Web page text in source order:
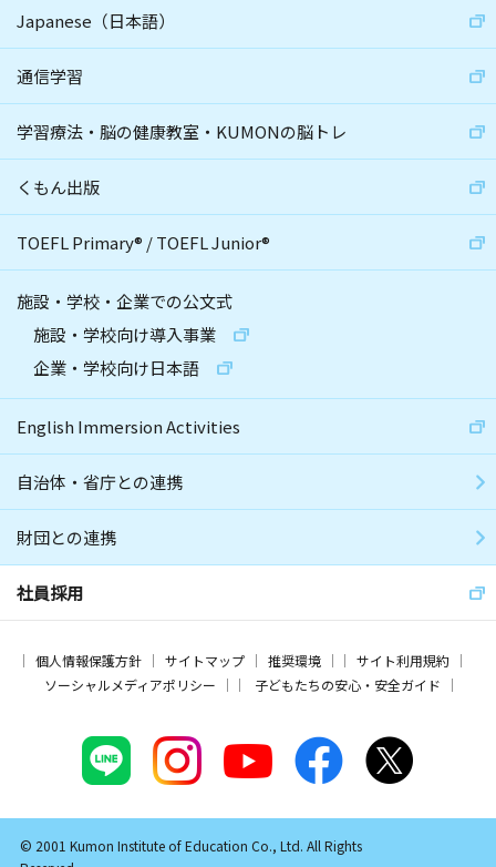
Japanese（日本語）
通信学習
学習療法・脳の健康教室・KUMONの脳トレ
くもん出版
TOEFL Primary® /TOEFL Junior®
施設・学校・企業での公文式
施設・学校向け導入事業
企業・学校向け日本語
English Immersion Activities
自治体・省庁との連携
財団との連携
社員採用
個人情報保護方針 サイトマップ 推奨環境
サイト利用規約
ソーシャルメディアポリシー
子どもたちの安心・安全ガイド
© 2001 Kumon Institute of Education Co., Ltd. All Rights